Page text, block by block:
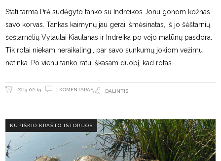
Stati tarma Prė sudėgyto tanko su Indreikos Jonu gonom kožnas
savo korvas. Tankas kaimynų jau gerai išmėsinatas, iš jo šėštarnių
šėštarnėlių Vytautai Kiaulanas ir Indreika po vėjo malūnų pasdora.
Tik rotai niekam neraikalingi, par savo sunkumų jokiom vežimu
netinka. Po vienu tanko ratu iškasam duobį, kad rotas
2019-02-19 1 KOMENTARAS DALINTIS
KUPIŠKIO KRAŠTO ISTORIJOS